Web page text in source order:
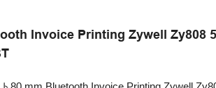
Invoice Printing Zywell Zy808